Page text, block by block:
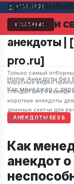
07.08.2026
BREAKINGМужчина в
стендап и
анекдоты |
pro.ru]
Только самый
вирусные видео
стендап шоу и камеди
короткие анекдоты
длинные скетчи для
заряд позитива!
Home›Анекдоты без
Как менеджер с
АНЕКДОТЫ БЕЗ Б
Как
анекдот